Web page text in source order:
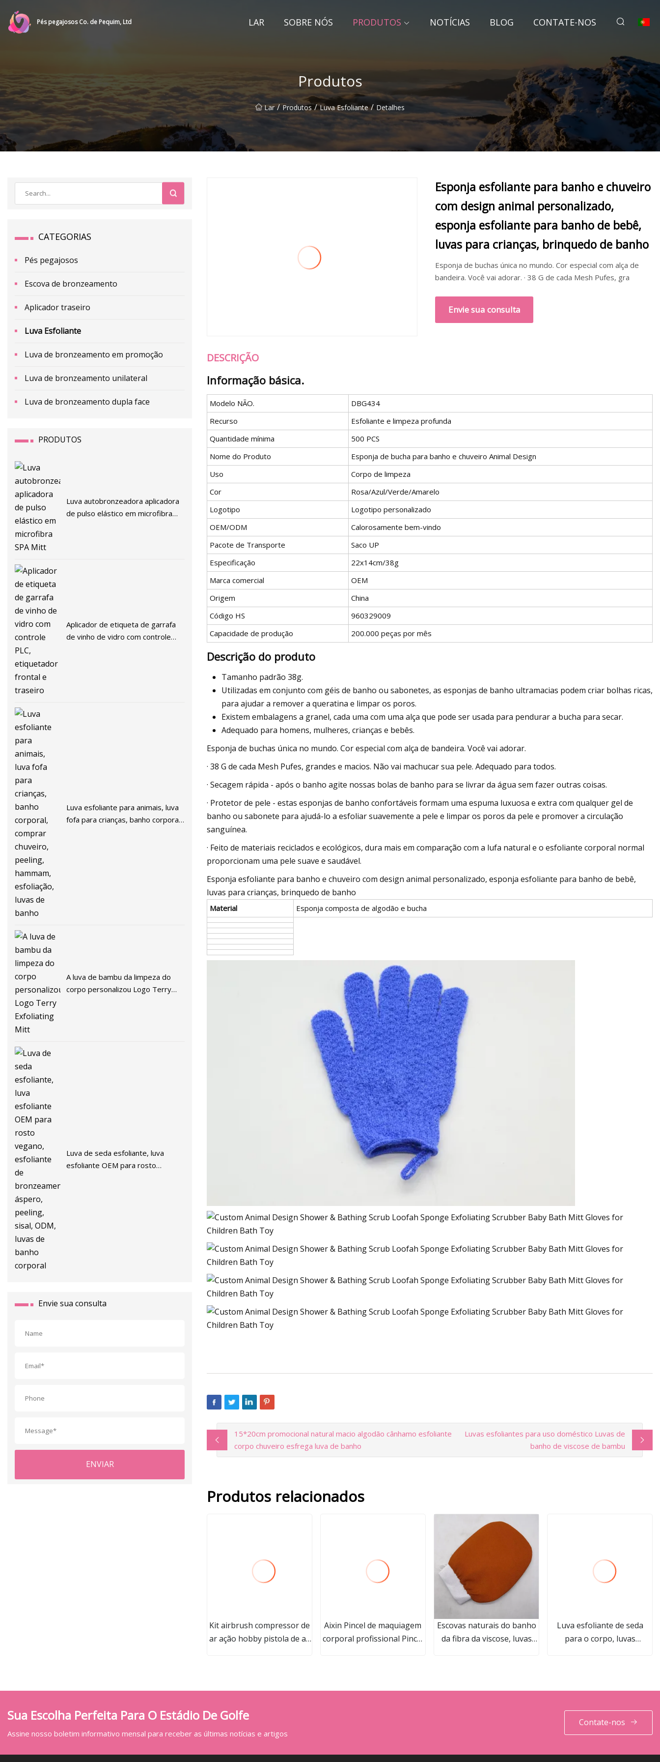
Pés pegajosos Co. de Pequim, Ltd LAR SOBRE NÓS PRODUTOS NOTÍCIAS BLOG CONTATE-NOS
Produtos
Lar / Produtos / Luva Esfoliante / Detalhes
CATEGORIAS
Pés pegajosos
Escova de bronzeamento
Aplicador traseiro
Luva Esfoliante
Luva de bronzeamento em promoção
Luva de bronzeamento unilateral
Luva de bronzeamento dupla face
PRODUTOS
Luva autobronzeadora aplicadora
de pulso elástico em microfibra
Aplicador de etiqueta de garrafa
de vinho de vidro com controle
Luva esfoliante para animais, luva
fofa para crianças, banho corporal,
A luva de bambu da limpeza do
corpo personalizou Logo Terry
Luva de seda esfoliante, luva
esfoliante OEM para rosto
Envie sua consulta
ENVIAR
Esponja esfoliante para banho e chuveiro
com design animal personalizado,
esponja esfoliante para banho de bebê,
luvas para crianças, brinquedo de banho
Esponja de buchas única no mundo. Cor especial com alça de
bandeira. Você vai adorar. · 38 G de cada Mesh Pufes, gra
Envie sua consulta
DESCRIÇÃO
Informação básica.
Modelo NÃO.
DBG434
Recurso
Esfoliante e limpeza profunda
Quantidade mínima
500 PCS
Nome do Produto
Esponja de bucha para banho e chuveiro Animal Design
Uso
Corpo de limpeza
Cor
Rosa/Azul/Verde/Amarelo
Logotipo
Logotipo personalizado
OEM/ODM
Calorosamente bem-vindo
Pacote de Transporte
Saco UP
Especificação
22x14cm/38g
Marca comercial
OEM
Origem
China
Código HS
960329009
Capacidade de produção
200.000 peças por mês
Descrição do produto
Tamanho padrão 38g.
Utilizadas em conjunto com géis de banho ou sabonetes, as esponjas de banho ultramacias podem criar bolhas ricas,
para ajudar a remover a queratina e limpar os poros.
Existem embalagens a granel, cada uma com uma alça que pode ser usada para pendurar a bucha para secar.
Adequado para homens, mulheres, crianças e bebês.
Esponja de buchas única no mundo. Cor especial com alça de bandeira. Você vai adorar.
· 38 G de cada Mesh Pufes, grandes e macios. Não vai machucar sua pele. Adequado para todos.
· Secagem rápida - após o banho agite nossas bolas de banho para se livrar da água sem fazer outras coisas.
· Protetor de pele - estas esponjas de banho confortáveis ​​formam uma espuma luxuosa e extra com qualquer gel de
banho ou sabonete para ajudá-lo a esfoliar suavemente a pele e limpar os poros da pele e promover a circulação
sanguínea.
· Feito de materiais reciclados e ecológicos, dura mais em comparação com a lufa natural e o esfoliante corporal normal
proporcionam uma pele suave e saudável.
Esponja esfoliante para banho e chuveiro com design animal personalizado, esponja esfoliante para banho de bebê,
luvas para crianças, brinquedo de banho
Material Esponja composta de algodão e bucha
15*20cm promocional natural macio algodão cânhamo esfoliante
corpo chuveiro esfrega luva de banho
Luvas esfoliantes para uso doméstico Luvas de
banho de viscose de bambu
Produtos relacionados
Kit airbrush compressor de
ar ação hobby pistola de ar
Aixin Pincel de maquiagem
corporal profissional Pincel
natural
Escovas naturais do banho
da fibra da viscose, luvas
corpo para luvas do
Luva esfoliante de seda
para o corpo, luvas
hammam luvas de banho
Sua Escolha Perfeita Para O Estádio De Golfe
Assine nosso boletim informativo mensal para receber as últimas notícias e artigos
Contate-nos